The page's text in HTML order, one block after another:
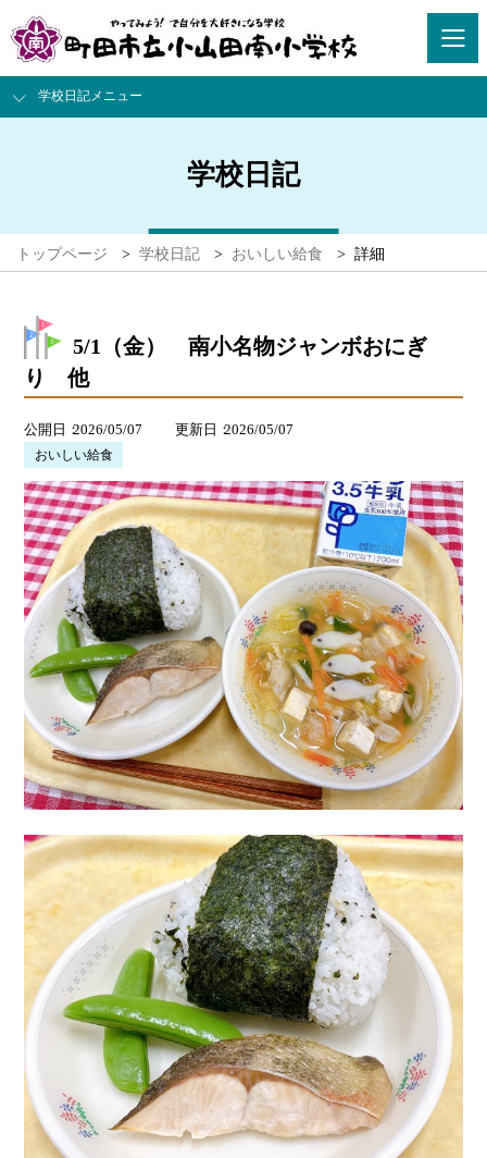
学校日記メニュー
学校日記
トップページ > 学校日記 > おいしい給食 > 詳細
5/1（金） 南小名物ジャンボおにぎ
り 他
公開日 2026/05/07 更新日 2026/05/07
おいしい給食